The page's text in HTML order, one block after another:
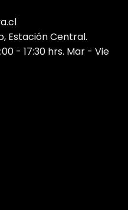
Estación Central.
- 17:30 hrs. Mar - Vie